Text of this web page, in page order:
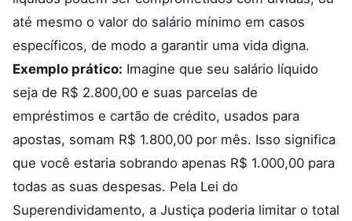
até mesmo o valor do salário mínimo em casos
específicos, de modo a garantir uma vida digna.
Exemplo prático: Imagine que seu salário líquido
seja de R$ 2.800,00 e suas parcelas de
empréstimos e cartão de crédito, usados para
apostas, somam R$ 1.800,00 por mês. Isso significa
que você estaria sobrando apenas R$ 1.000,00 para
todas as suas despesas. Pela Lei do
Superendividamento, a Justiça poderia limitar o total